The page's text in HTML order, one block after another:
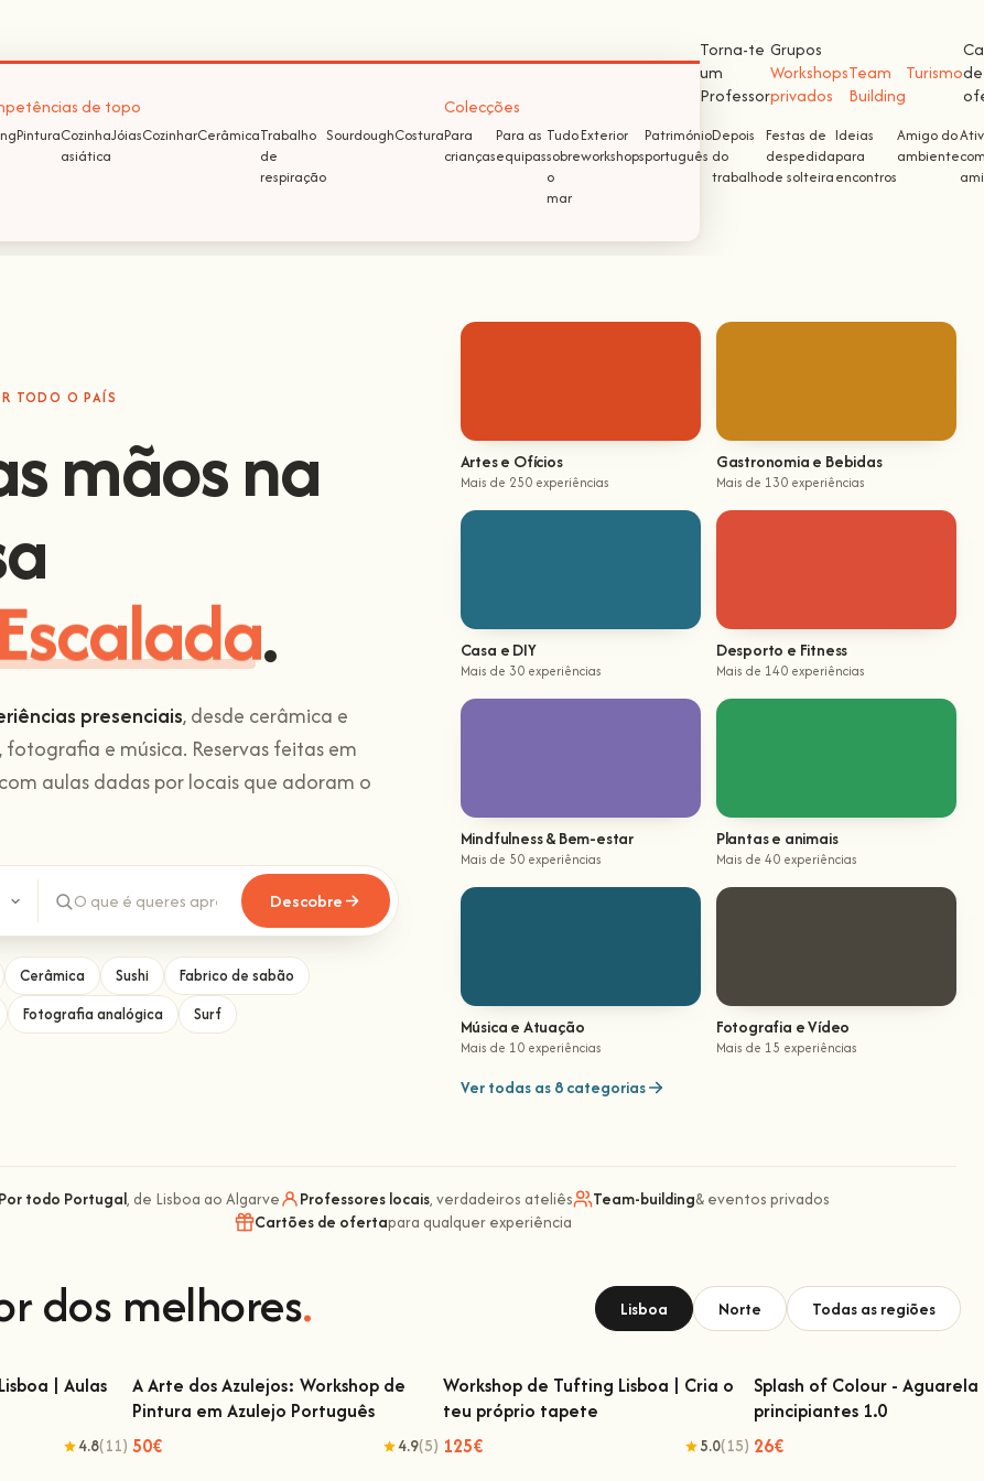
de topo
PinturaCozinha
asiática
JóiasCozinharCerâmicaTrabalho
de
respiração
SourdoughCostura
Colecções
Para
crianças
Para as
equipas
Tudo
sobre
o
mar
Exterior
workshops
Património
português
Depois
do
trabalho
Festas de
despedida
de solteira
Ideias
para
encontros
Amigo do
ambiente
Torna-te
um
Professor
Grupos
Workshops
privados
Team
Building
Turismode
TODO O PAÍS
mãos na
.
presenciais, desde cerâmica e
e música. Reservas feitas em
aulas dadas por locais que adoram o
Descobre
Cerâmica Sushi
Fabrico de sabão
Fotografia analógica Surf
Artes e Ofícios
Mais de 250 experiências
Gastronomia e Bebidas
Mais de 130 experiências
Casa e DIY
Mais de 30 experiências
Desporto e Fitness
Mais de 140 experiências
Mindfulness & Bem-estar
Mais de 50 experiências
Plantas e animais
Mais de 40 experiências
Música e Atuação
Mais de 10 experiências
Fotografia e Vídeo
Mais de 15 experiências
Ver todas as 8 categorias
Por todo Portugal, de Lisboa ao Algarve Professores locais, verdadeiros ateliês Team-building& eventos privados
Cartões de ofertapara qualquer experiência
dos melhores. Lisboa Norte Todas as regiões
| Aulas de
| Aulas
4.8(11)
A Arte dos Azulejos: Workshop de Pintura
A Arte dos Azulejos: Workshop de
Pintura em Azulejo Português
50€
4.9(5)
Workshop de Tufting Lisboa | Cria o teu
Workshop de Tufting Lisboa | Cria o
teu próprio tapete
125€
5.0(15)
Splash of Colour - Aguarela
Splash of Colour -
principiantes 1.0
26€